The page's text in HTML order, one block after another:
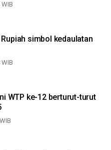
simbol kedaulatan
WTP ke-12 berturut-turut